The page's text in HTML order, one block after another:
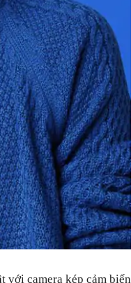
với camera kép cảm biến